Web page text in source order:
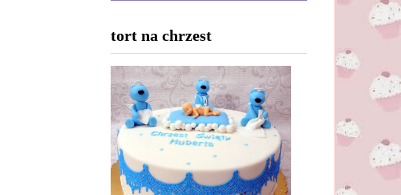
tort na chrzest